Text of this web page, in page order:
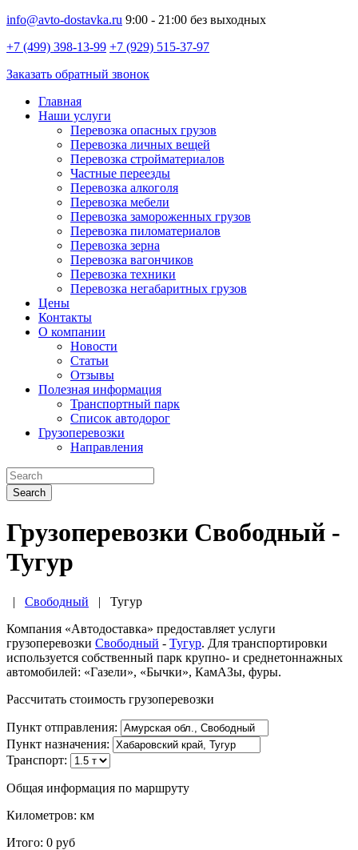
info@avto-dostavka.ru 9:00 - 21:00 без выходных
+7 (499) 398-13-99 +7 (929) 515-37-97
Заказать обратный звонок
Главная
Наши услуги
Перевозка опасных грузов
Перевозка личных вещей
Перевозка стройматериалов
Частные переезды
Перевозка алкоголя
Перевозка мебели
Перевозка замороженных грузов
Перевозка пиломатериалов
Перевозка зерна
Перевозка вагончиков
Перевозка техники
Перевозка негабаритных грузов
Цены
Контакты
О компании
Новости
Статьи
Отзывы
Полезная информация
Транспортный парк
Список автодорог
Грузоперевозки
Направления
Search
Грузоперевозки Свободный -
Тугур
| Свободный | Тугур
Компания «Автодоставка» предоставляет услуги
грузоперевозки Свободный - Тугур. Для транспортировки
используется собственный парк крупно- и среднетоннажных
автомобилей: «Газели», «Бычки», КамАЗы, фуры.
Рассчитать стоимость грузоперевозки
Пункт отправления:
Пункт назначения:
Транспорт:
Общая информация по маршруту
Километров: км
Итого: 0 руб